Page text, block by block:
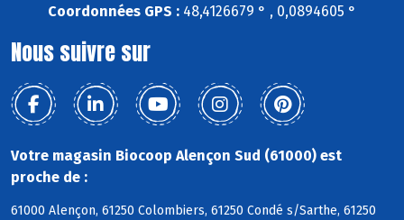
Coordonnées GPS : 48,4126679 ° , 0,0894605 °
Nous suivre sur
Votre magasin Biocoop Alençon Sud (61000) est
proche de :
61000 Alençon, 61250 Colombiers, 61250 Condé s/Sarthe, 61250